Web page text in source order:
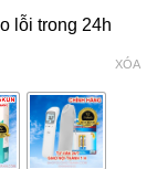
lỗi trong 24h
XÓA